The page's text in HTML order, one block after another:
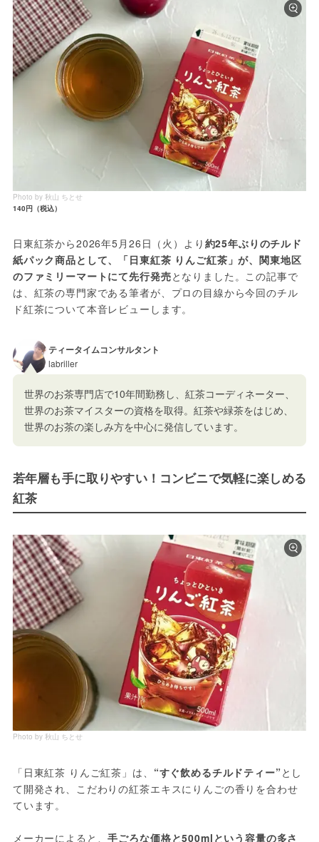
Photo by 秋山 ちとせ
140円（税込）
日東紅茶から2026年5月26日（火）より 約25年ぶりのチルド
紙パック商品として、「日東紅茶 りんご紅茶」が、関東地区
のファミリーマートにて先行発売となりました。この記事で
は、紅茶の専門家である筆者が、プロの目線から今回のチル
ド紅茶について本音レビューします。
ティータイムコンサルタント
labriller
世界のお茶専門店で10年間勤務し、紅茶コーディネーター、
世界のお茶マイスターの資格を取得。紅茶や緑茶をはじめ、
世界のお茶の楽しみ方を中心に発信しています。
若年層も手に取りやすい！コンビニで気軽に楽しめる
紅茶
Photo by 秋山 ちとせ
「日東紅茶 りんご紅茶」は、 “すぐ飲めるチルドティー”とし
て開発され、こだわりの紅茶エキスにりんごの香りを合わせ
ています。
メーカーによると、手ごろな価格と500mlという容量の多さ